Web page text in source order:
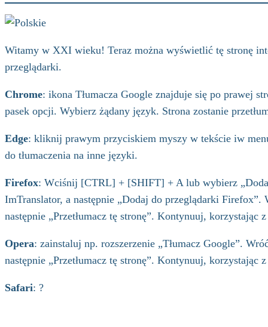
Witamy w XXI wieku! Teraz można wyświetlić tę stronę
przeglądarki.
Chrome: ikona Tłumacza Google znajduje się po prawej
pasek opcji. Wybierz żądany język. Strona zostanie
Edge: kliknij prawym przyciskiem myszy w tekście iw
do tłumaczenia na inne języki.
Firefox: Wciśnij [CTRL] + [SHIFT] + A lub wybierz
ImTranslator, a następnie „Dodaj do przeglądarki
następnie „Przetłumacz tę stronę”. Kontynuuj, korzystając
Opera: zainstaluj np. rozszerzenie „Tłumacz Google”.
następnie „Przetłumacz tę stronę”. Kontynuuj, korzystając
Safari: ?